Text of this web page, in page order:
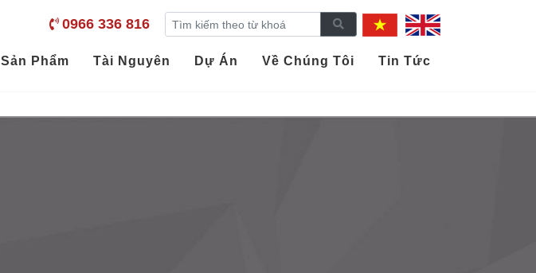
0966 336 816
Sản Phẩm Tài Nguyên Dự Án Về Chúng Tôi Tin Tức